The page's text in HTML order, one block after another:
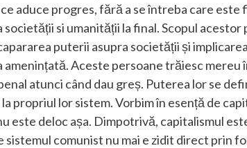
aduce progres, fără a se întreba care
si umanității la final. Scopul acestor
puterii asupra societății și
amenințată. Aceste persoane trăiesc mereu
atunci când dau greș. Puterea lor se
propriul lor sistem. Vorbim în esență de
este deloc așa. Dimpotrivă, capitalismul
comunist nu mai e zidit direct prin